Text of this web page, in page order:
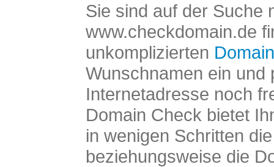
Sie sind auf der Suche
www.checkdomain.de
unkomplizierten
Wunschnamen ein und
Internetadresse noch
Domain Check bietet
in wenigen Schritten
beziehungsweise die